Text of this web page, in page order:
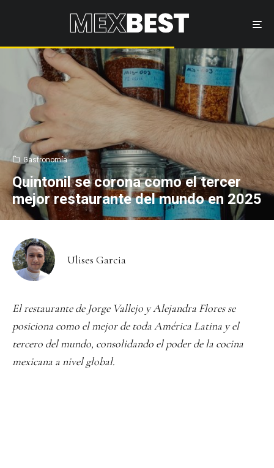
Gastronomía
Quintonil se corona como el tercer
mejor restaurante del mundo en 2025
Ulises Garcia
El restaurante de Jorge Vallejo y Alejandra Flores se
posiciona como el mejor de toda América Latina y el
tercero del mundo, consolidando el poder de la cocina
mexicana a nivel global.